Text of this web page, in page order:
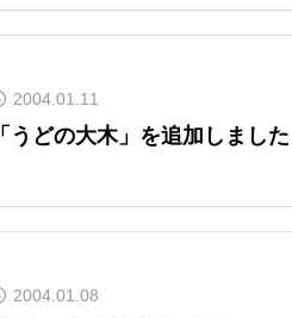
2004.01.11
「うどの大木」を追加しました
2004.01.08